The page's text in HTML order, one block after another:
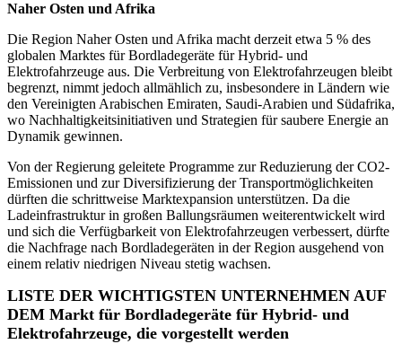
Naher Osten und Afrika
Die Region Naher Osten und Afrika macht derzeit etwa 5 % des
globalen Marktes für Bordladegeräte für Hybrid- und
Elektrofahrzeuge aus. Die Verbreitung von Elektrofahrzeugen bleibt
begrenzt, nimmt jedoch allmählich zu, insbesondere in Ländern wie
den Vereinigten Arabischen Emiraten, Saudi-Arabien und Südafrika,
wo Nachhaltigkeitsinitiativen und Strategien für saubere Energie an
Dynamik gewinnen.
Von der Regierung geleitete Programme zur Reduzierung der CO2-
Emissionen und zur Diversifizierung der Transportmöglichkeiten
dürften die schrittweise Marktexpansion unterstützen. Da die
Ladeinfrastruktur in großen Ballungsräumen weiterentwickelt wird
und sich die Verfügbarkeit von Elektrofahrzeugen verbessert, dürfte
die Nachfrage nach Bordladegeräten in der Region ausgehend von
einem relativ niedrigen Niveau stetig wachsen.
LISTE DER WICHTIGSTEN UNTERNEHMEN AUF
DEM Markt für Bordladegeräte für Hybrid- und
Elektrofahrzeuge, die vorgestellt werden